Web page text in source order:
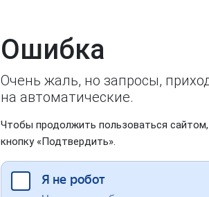
Ошибка
Очень жаль, но запросы,
на автоматические.
Чтобы продолжить пользоваться
кнопку «Подтвердить».